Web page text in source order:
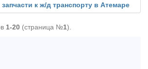
запчасти к ж/д транспорту в Атемаре
1-20 (страница №1).